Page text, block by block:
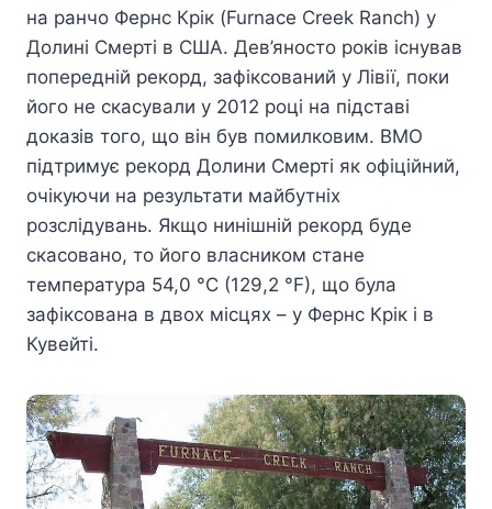
на ранчо Фернс Крік (Furnace Creek Ranch) у
Долині Смерті в США. Дев’яносто років існував
попередній рекорд, зафіксований у Лівії, поки
його не скасували у 2012 році на підставі
доказів того, що він був помилковим. ВМО
підтримує рекорд Долини Смерті як офіційний,
очікуючи на результати майбутніх
розслідувань. Якщо нинішній рекорд буде
скасовано, то його власником стане
температура 54,0 °C (129,2 °F), що була
зафіксована в двох місцях – у Фернс Крік і в
Кувейті.